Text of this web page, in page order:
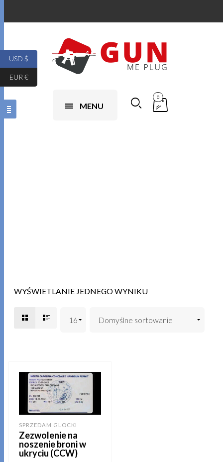
MENU
0
WYŚWIETLANIE JEDNEGO WYNIKU
SPRZEDAM GLOCKI
Zezwolenie na
noszenie broni w
ukryciu (CCW)
USD $
EUR €